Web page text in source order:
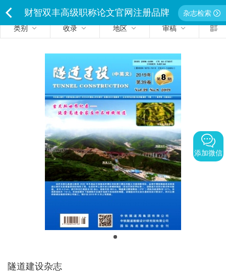
财智双丰高级职称论文官网注册品牌
独家经营严禁侵权违者必究
杂志检索
类别
收录 地区 审稿
隧道建设杂志
添加微信